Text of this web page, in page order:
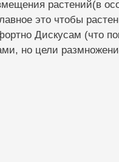
растений(в
это чтобы
Дискусам (что
но цели